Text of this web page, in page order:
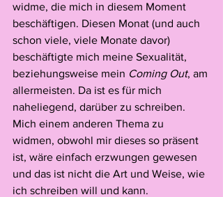
widme, die mich in diesem Moment
beschäftigen. Diesen Monat (und auch
schon viele, viele Monate davor)
beschäftigte mich meine Sexualität,
beziehungsweise mein Coming Out, am
allermeisten. Da ist es für mich
naheliegend, darüber zu schreiben.
Mich einem anderen Thema zu
widmen, obwohl mir dieses so präsent
ist, wäre einfach erzwungen gewesen
und das ist nicht die Art und Weise, wie
ich schreiben will und kann.